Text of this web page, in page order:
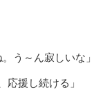
う～ん寂しいな」
応援し続ける」